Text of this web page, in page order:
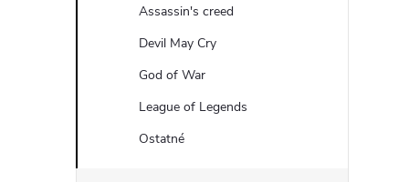
Assassin's creed
Devil May Cry
God of War
League of Legends
Ostatné